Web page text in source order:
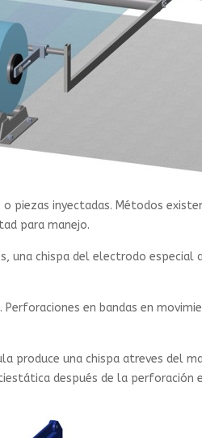
piezas inyectadas. Métodos
para manejo.
chispa del electrodo especial
en bandas en
produce una chispa atreves del
después de la perforación